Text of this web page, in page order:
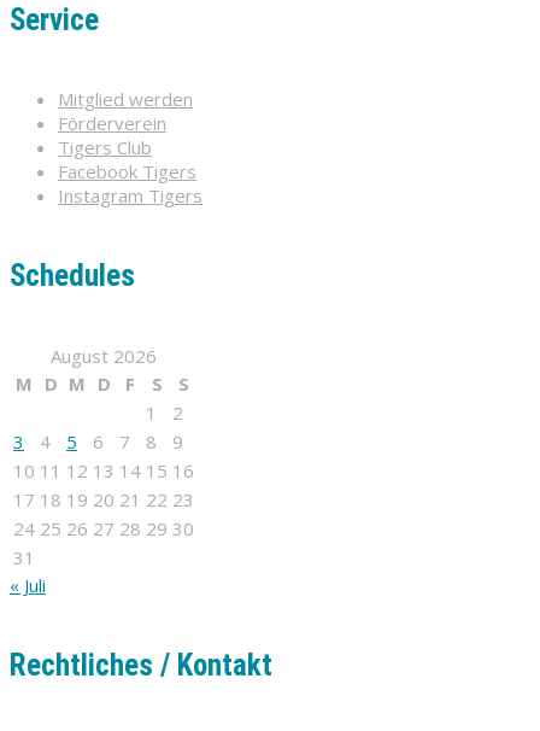
Service
Mitglied werden
Förderverein
Tigers Club
Facebook Tigers
Instagram Tigers
Schedules
August 2026
M D M D F S
S
1
2
3
4 5 6 7 8
9
10 11 12 13 14 15 16
17 18 19 20 21 22 23
24 25 26 27 28 29 30
31
« Juli
Rechtliches / Kontakt